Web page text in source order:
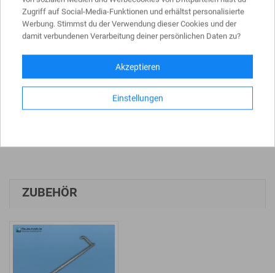
Wanddicke ca. 1,4 mm
Gewicht ca. 3.7 kg
Werkstoff Stahl
feuerverzinkt
ZUBEHÖR
Zugriff auf Social-Media-Funktionen und erhältst personalisierte
Werbung. Stimmst du der Verwendung dieser Cookies und der
damit verbundenen Verarbeitung deiner persönlichen Daten zu?
Akzeptieren
Einstellungen